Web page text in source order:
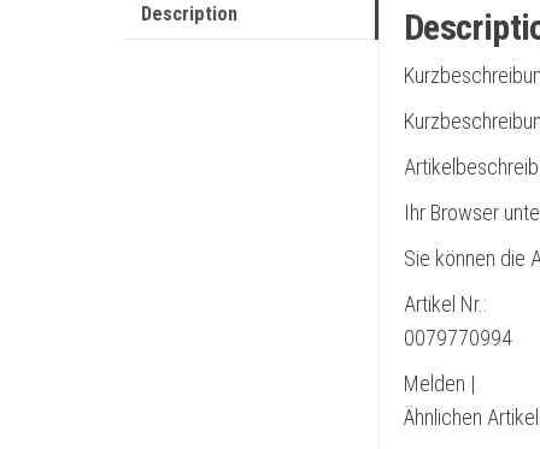
Description
Ihr Browser
Sie können die
Artikel Nr.:
0079770994
Melden |
Ähnlichen